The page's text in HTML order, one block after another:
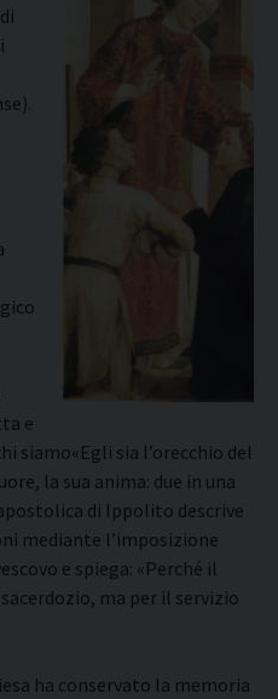
e
siamo«Egli sia l’orecchio del
la sua anima: due in una
di Ippolito descrive
mediante l’imposizione
e spiega: «Perché il
ma per il servizio
ha conservato la memoria